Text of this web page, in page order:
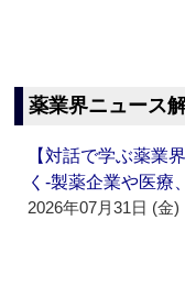
薬業界ニュース
【対話で学ぶ薬業
く‐製薬企業や医
2026年07月31日 (金)